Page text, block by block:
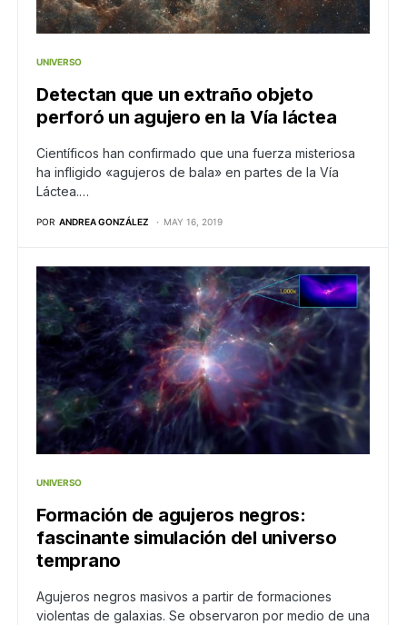
UNIVERSO
Detectan que un extraño objeto
perforó un agujero en la Vía láctea
Científicos han confirmado que una fuerza misteriosa
ha infligido «agujeros de bala» en partes de la Vía
Láctea.…
POR ANDREA GONZÁLEZ MAY 16, 2019
UNIVERSO
Formación de agujeros negros:
fascinante simulación del universo
temprano
Agujeros negros masivos a partir de formaciones
violentas de galaxias. Se observaron por medio de una